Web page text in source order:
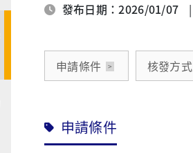
發布日期：2026/01/07 |
申請條件 核發方
申請條件